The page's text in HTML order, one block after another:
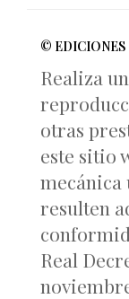
© EDICIONES
Realiza
otras
este sitio
mecánica
resulten
Real